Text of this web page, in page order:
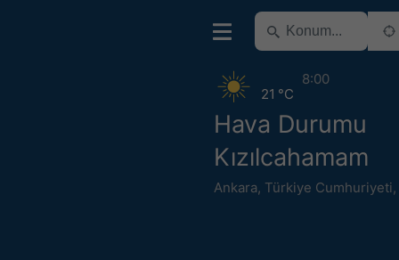
Hava Durumu
Kızılcahamam
Ankara, Türkiye Cumhuriyeti,
21 °C
8:00